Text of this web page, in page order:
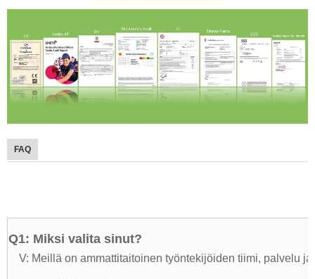
FAQ
Q1: Miksi valita sinut?
V: Meillä on ammattitaitoinen työntekijöiden tiimi, palvelu